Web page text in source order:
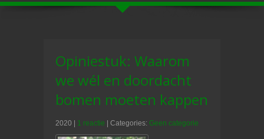
Opiniestuk: Waarom
we wél en doordacht
bomen moeten kappen
2020 1 reactie | Categories: Geen categorie